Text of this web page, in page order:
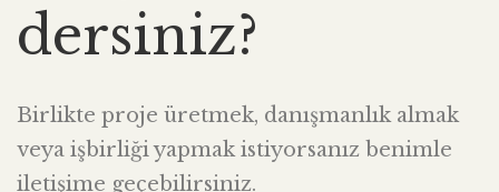
dersiniz?
Birlikte proje üretmek, danışmanlık almak
veya işbirliği yapmak istiyorsanız benimle
iletişime geçebilirsiniz.